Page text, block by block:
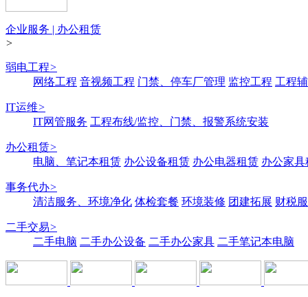
企业服务 | 办公租赁
>
弱电工程>
网络工程 音视频工程 门禁、停车厂管理 监控工程 工程
IT运维>
IT网管服务 工程布线/监控、门禁、报警系统安装
办公租赁>
电脑、笔记本租赁 办公设备租赁 办公电器租赁 办公家具
事务代办>
清洁服务、环境净化 体检套餐 环境装修 团建拓展 财税
二手交易>
二手电脑 二手办公设备 二手办公家具 二手笔记本电脑